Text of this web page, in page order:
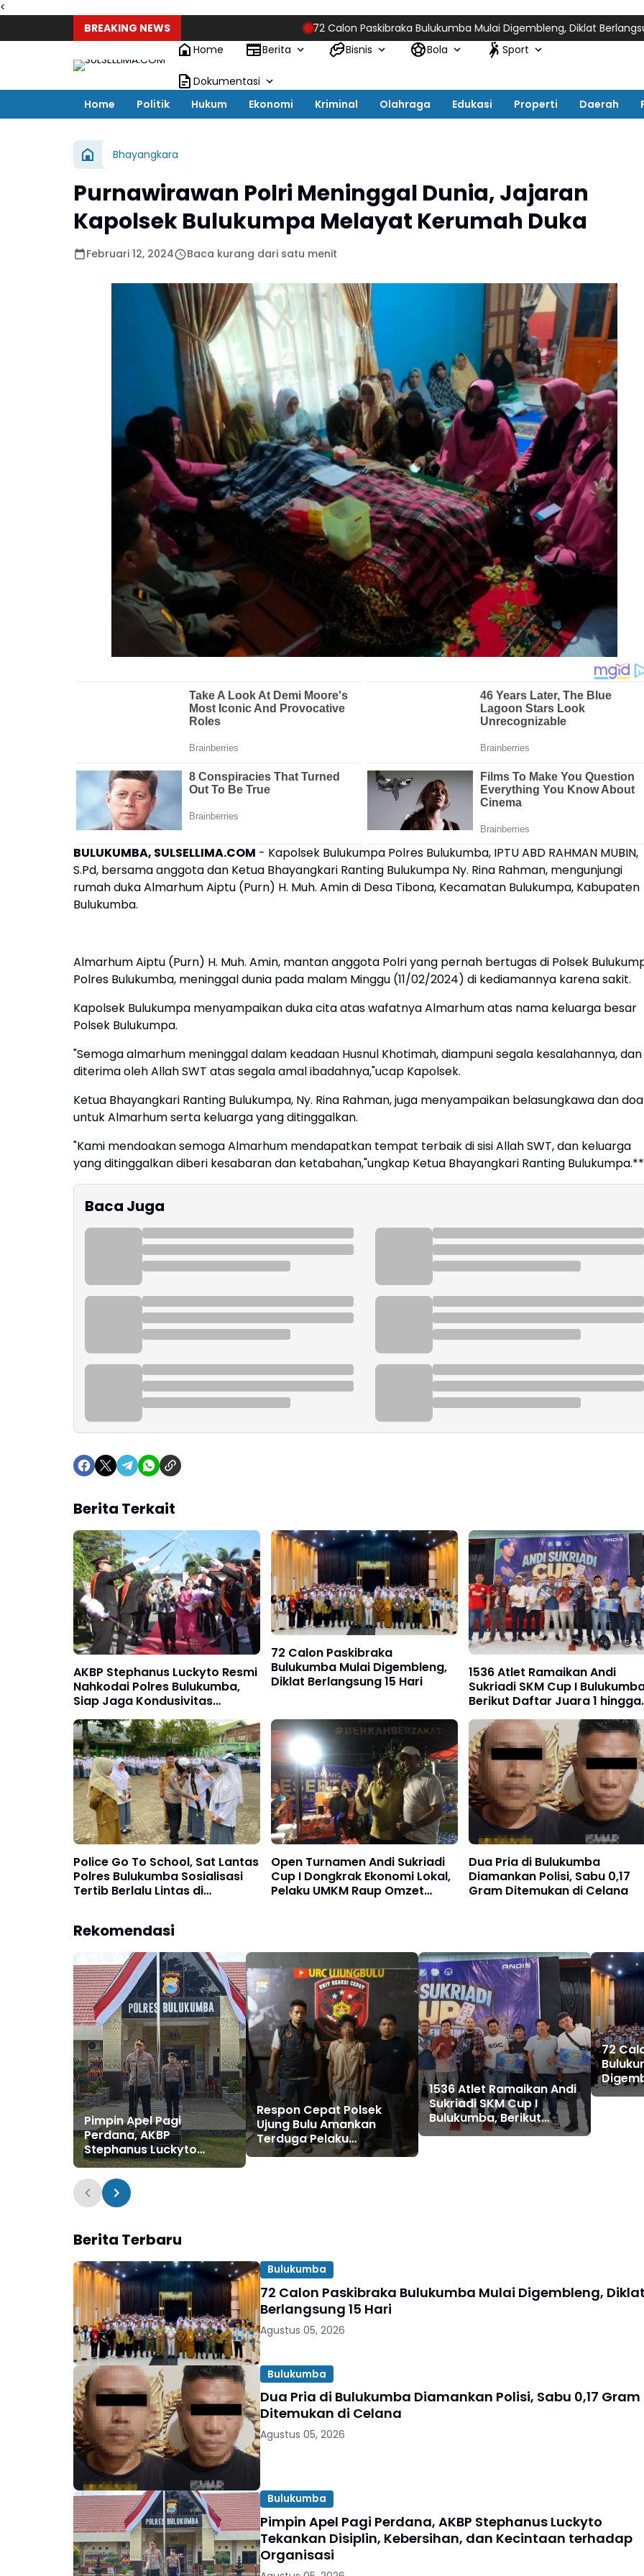
<
BREAKING NEWS
72 Calon Paskibraka Bulukumba Mulai Digembleng, Diklat Berlangsung 15 Hari
Home
Berita Bisnis Bola Sport
Dokumentasi
Home
Politik Hukum Ekonomi Kriminal Olahraga Edukasi Properti Daerah
Bhayangkara
Purnawirawan Polri Meninggal Dunia, Jajaran
Kapolsek Bulukumpa Melayat Kerumah Duka
Februari 12, 2024 Baca kurang dari satu menit
BULUKUMBA, SULSELLIMA.COM - Kapolsek Bulukumpa Polres Bulukumba, IPTU ABD RAHMAN MUBIN,
S.Pd, bersama anggota dan Ketua Bhayangkari Ranting Bulukumpa Ny. Rina Rahman, mengunjungi
rumah duka Almarhum Aiptu (Purn) H. Muh. Amin di Desa Tibona, Kecamatan Bulukumpa, Kabupaten
Bulukumba.
Almarhum Aiptu (Purn) H. Muh. Amin, mantan anggota Polri yang pernah bertugas di Polsek
Polres Bulukumba, meninggal dunia pada malam Minggu (11/02/2024) di kediamannya karena sakit.
Kapolsek Bulukumpa menyampaikan duka cita atas wafatnya Almarhum atas nama keluarga besar
Polsek Bulukumpa.
"Semoga almarhum meninggal dalam keadaan Husnul Khotimah, diampuni segala kesalahannya, dan
diterima oleh Allah SWT atas segala amal ibadahnya,"ucap Kapolsek.
Ketua Bhayangkari Ranting Bulukumpa, Ny. Rina Rahman, juga menyampaikan belasungkawa dan doa
untuk Almarhum serta keluarga yang ditinggalkan.
"Kami mendoakan semoga Almarhum mendapatkan tempat terbaik di sisi Allah SWT, dan keluarga
yang ditinggalkan diberi kesabaran dan ketabahan,"ungkap Ketua Bhayangkari Ranting
Baca Juga
Berita Terkait
AKBP Stephanus Luckyto Resmi
Nahkodai Polres Bulukumba,
Siap Jaga Kondusivitas
Wilayah
72 Calon Paskibraka
Bulukumba Mulai Digembleng,
Diklat Berlangsung 15 Hari
1536 Atlet Ramaikan Andi
Sukriadi SKM Cup I
Berikut Daftar Juara 1 hingga
64
Police Go To School, Sat Lantas
Polres Bulukumba Sosialisasi
Tertib Berlalu Lintas di
Open Turnamen Andi Sukriadi
Cup I Dongkrak Ekonomi Lokal,
Pelaku UMKM Raup Omzet
Dua Pria di Bulukumba
Diamankan Polisi, Sabu 0,17
Gram Ditemukan di Celana
Rekomendasi
Pimpin Apel Pagi
Perdana, AKBP
Stephanus Luckyto
Tekankan Disiplin,
Kebersihan, dan
Kecintaan terhadap
Organisasi
Respon Cepat Polsek
Ujung Bulu Amankan
Terduga Pelaku
Penyebaran Konten
1536 Atlet Ramaikan Andi
Sukriadi SKM Cup I
Bulukumba, Berikut
Daftar Juara 1 hingga 64
72
Berita Terbaru
Bulukumba
72 Calon Paskibraka Bulukumba Mulai Digembleng,
Berlangsung 15 Hari
Agustus 05, 2026
Bulukumba
Dua Pria di Bulukumba Diamankan Polisi, Sabu 0,17 Gram
Ditemukan di Celana
Agustus 05, 2026
Bulukumba
Pimpin Apel Pagi Perdana, AKBP Stephanus Luckyto
Tekankan Disiplin, Kebersihan, dan Kecintaan terhadap
Organisasi